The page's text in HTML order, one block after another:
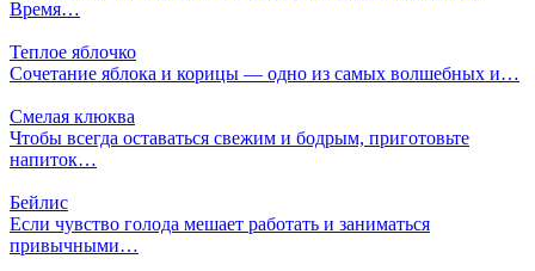
Время…
Теплое яблочко
Сочетание яблока и корицы — одно из самых волшебных и…
Смелая клюква
Чтобы всегда оставаться свежим и бодрым, приготовьте
напиток…
Бейлис
Если чувство голода мешает работать и заниматься
привычными…